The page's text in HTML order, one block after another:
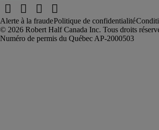
Alerte à la fraudePolitique de confidentialité
Robert Half Canada Inc. Tous droits